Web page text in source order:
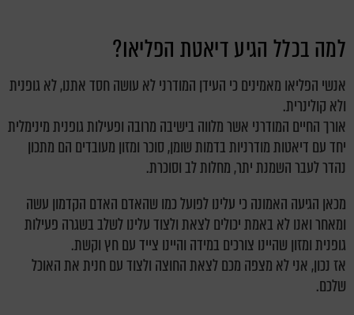
למה בכלל הגיע דיאטת הפליאו?
אנשי הפליאו מאמינים כי העידן המודרני לא עושה חסד אתנו, לא גופנית
ולא קולינרית.
אורך החיים המודרני אשר מלווה בישיבה מרובה ופעילות גופנית מינימלית
יחד עם דיאטות מודרניות בדמות שומן, סוכר ומזון מעובדים הם מתכון
נהדר לעבר השמנת יתר, מחלות לב וסוכרת.
מכאן הגיעה האמונה כי עלינו לפועל כמו שהאדם האדם הקדמון עשה
ומאחר ואנו לא באמת יכולים לצאת ולצוד עלינו לשלב בשגרה פעילות
גופנית ומזון שהיינו צורכים במידה והיינו צייד עם חץ וקשת.
אז נכון, אני לא מצפה מכם לצאת החוצה ולצוד עם חנית את האוכל
שלכם.